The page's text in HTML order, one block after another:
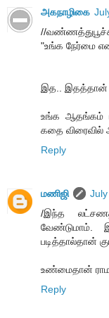
அகநாழிகை
//
"உங்க நேர்மை
இத.. இதத்தான்
உங்க ஆதங்கம்
கதை விரைவில்
Reply
மணிஜி
/இந்த
வேண்டுமாம்.
படித்தால்தான்
உண்மைதான்
Reply